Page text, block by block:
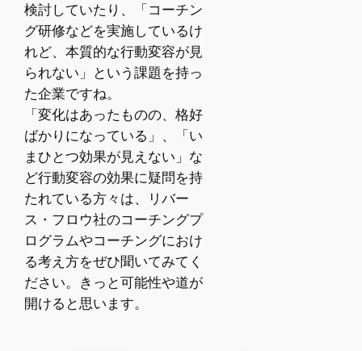
検討していたり、「コーチン
グ研修などを実施しているけ
れど、本質的な行動変容が見
られない」という課題を持っ
た企業ですね。
「変化はあったものの、格好
ばかりになっている」、「い
まひとつ効果が見えない」な
ど行動変容の効果に疑問を持
たれている方々は、リバー
ス・フロウ社のコーチングプ
ログラムやコーチングにおけ
る考え方をぜひ聞いてみてく
ださい。きっと可能性や道が
開けると思います。